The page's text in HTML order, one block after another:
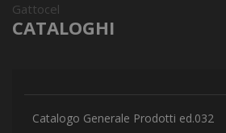
Gattocel
CATALOGHI
Catalogo Generale Prodotti ed.032